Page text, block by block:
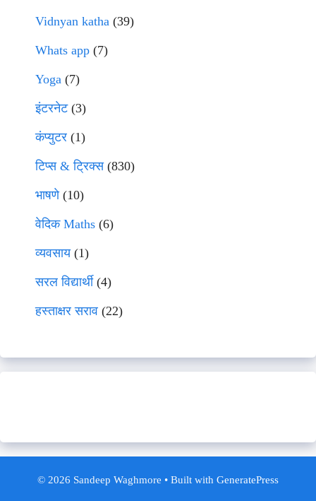
Vidnyan katha (39)
Whats app (7)
Yoga (7)
इंटरनेट(3)
कंप्युटर (1)
टिप्स & ट्रिक्स(830)
भाषणे(10)
वेदिक Maths (6)
व्यवसाय(1)
सरल विद्यार्थी(4)
हस्ताक्षर सराव (22)
© 2026 Sandeep Waghmore • Built with GeneratePress